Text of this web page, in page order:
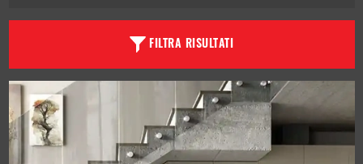
FILTRA RISULTATI